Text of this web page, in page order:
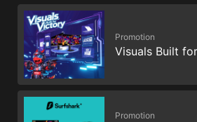
Promotion
Visuals Built
Promotion